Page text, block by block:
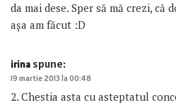
da mai dese. Sper să mă crezi, că
așa am făcut :D
irina spune:
19 martie 2013 la 00:48
2. Chestia asta cu asteptatul